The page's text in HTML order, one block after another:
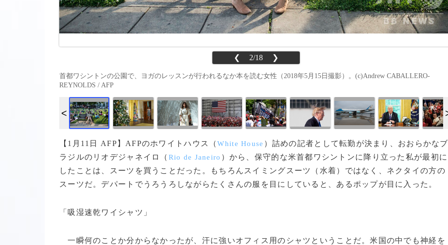
❮ 2/18 ❯
首都ワシントンの公園で、ヨガのレッスンが行われるなか本を読む女性（2018年5月15日撮影）。(c)Andrew CABALLERO-
REYNOLDS / AFP
【1月11日 AFP】AFPのホワイトハウス（White House ）詰めの記者として転勤が決まり、おおらかなブ
ラジルのリオデジャネイロ（ Rio de Janeiro ）から、保守的な米首都ワシントンに降り立った私が最初に
したことは、スーツを買うことだった。もちろんスイミングスーツ（水着）ではなく、ネクタイの方の
スーツだ。デパートでうろうろしながらたくさんの服を目にしていると、あるポップが目に入った。
「吸湿速乾ワイシャツ」
一瞬何のことか分からなかったが、汗に強いオフィス用のシャツということだ。米国の中でも神経を